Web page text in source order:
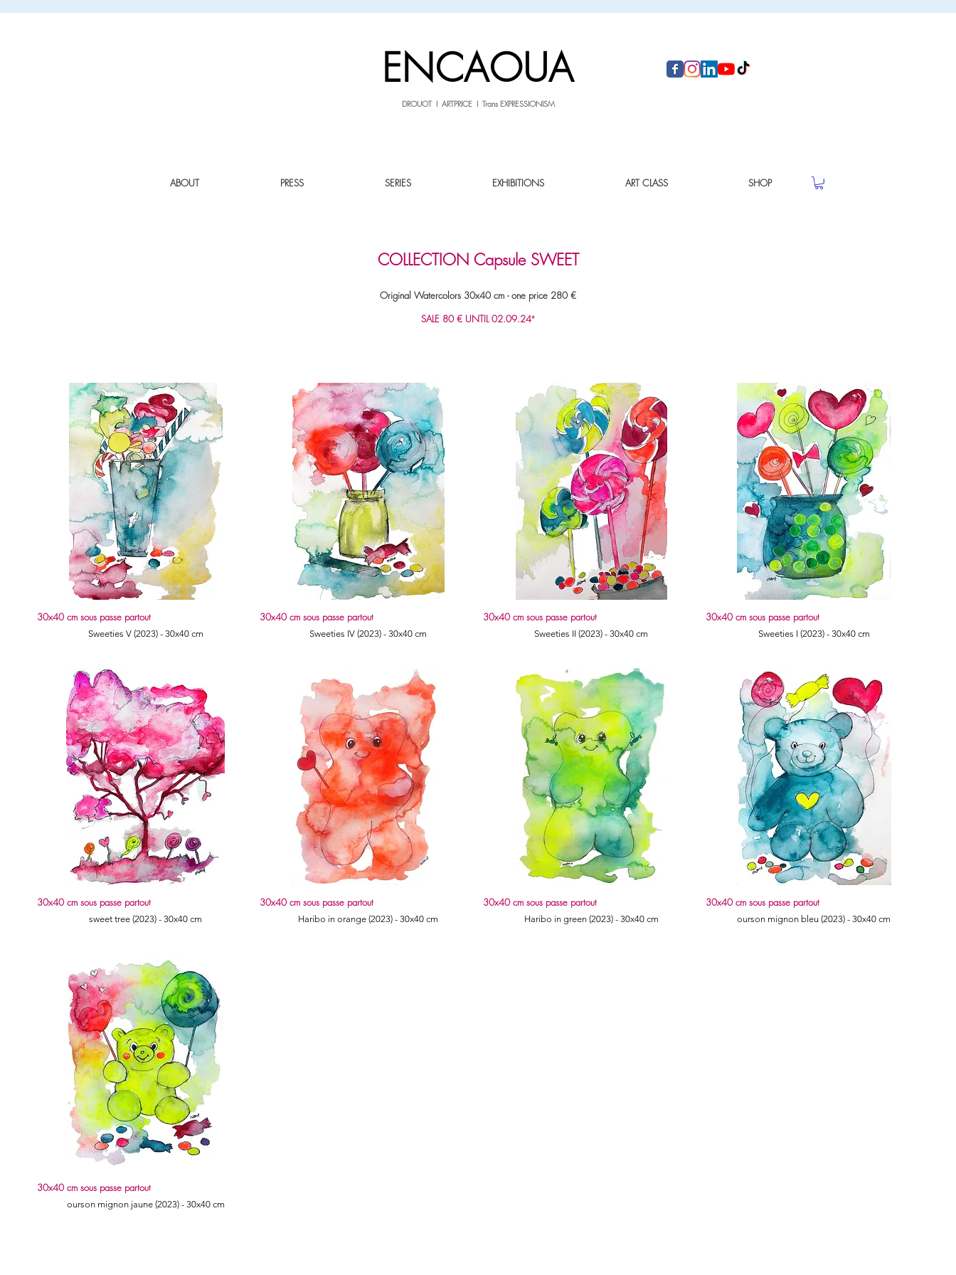
ENCAOUA
DROUOT I ARTPRICE I Trans EXPRESSIONISM
ABOUT PRESS SERIES EXHIBITIONS ART CLASS SHOP
COLLECTION Capsule SWEET
Original Watercolors 30x40 cm - one price 280 €
SALE 80 € UNTIL 02.09.24*
Quick View
30x40 cm sous passe partout
Sweeties V (2023) - 30x40 cm
Quick View
30x40 cm sous passe partout
Sweeties IV (2023) - 30x40 cm
Quick View
30x40 cm sous passe partout
Sweeties II (2023) - 30x40 cm
Quick View
30x40 cm sous passe partout
Sweeties I (2023) - 30x40 cm
Quick View
30x40 cm sous passe partout
sweet tree (2023) - 30x40 cm
Quick View
30x40 cm sous passe partout
Haribo in orange (2023) - 30x40 cm
Quick View
30x40 cm sous passe partout
Haribo in green (2023) - 30x40 cm
Quick View
30x40 cm sous passe partout
ourson mignon bleu (2023) - 30x40 cm
Quick View
30x40 cm sous passe partout
ourson mignon jaune (2023) - 30x40 cm